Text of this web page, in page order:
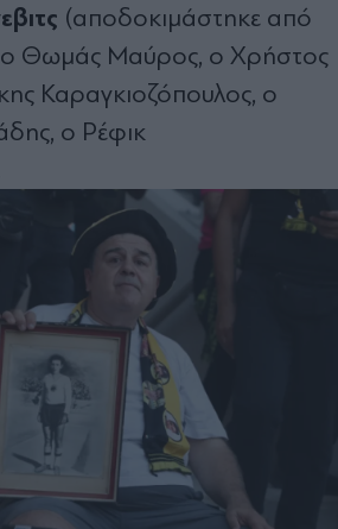
(αποδοκιμάστηκε από
Θωμάς Μαύρος, ο Χρήστος
Καραγκιοζόπουλος, ο
ο Ρέφικ